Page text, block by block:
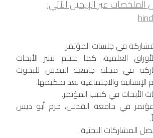
الملخصات عبر الإيميل الآتي:
في جلسات المؤتمر.
العلمية، كما سيتم نشر الأبحاث
في مجلة جامعة القدس للبحوث
الإنسانية والاجتماعية بعد تحكيمها.
الأبحاث في كتيب المؤتمر.
في جامعة القدس، حرم أبو ديس
المشاركات البحثية.